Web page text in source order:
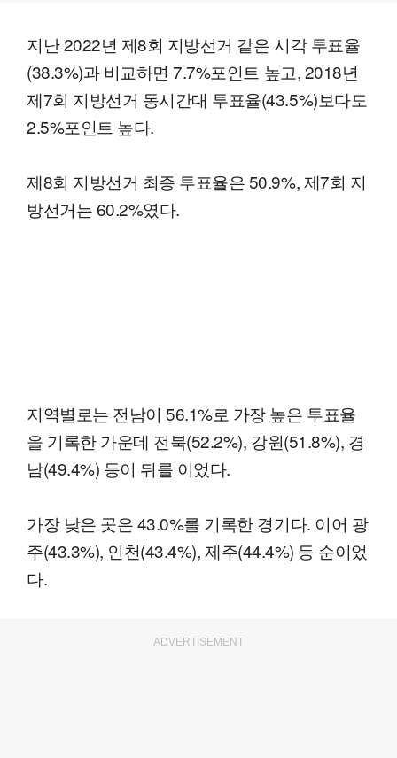
지난 2022년 제8회 지방선거 같은 시각 투표율
(38.3%)과 비교하면 7.7%포인트 높고, 2018년
제7회 지방선거 동시간대 투표율(43.5%)보다도
2.5%포인트 높다.
제8회 지방선거 최종 투표율은 50.9%, 제7회 지
방선거는 60.2%였다.
지역별로는 전남이 56.1%로 가장 높은 투표율
을 기록한 가운데 전북(52.2%), 강원(51.8%), 경
남(49.4%) 등이 뒤를 이었다.
가장 낮은 곳은 43.0%를 기록한 경기다. 이어 광
주(43.3%), 인천(43.4%), 제주(44.4%) 등 순이었
다.
ADVERTISEMENT